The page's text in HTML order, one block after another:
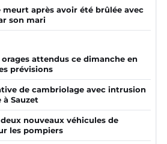
meurt après avoir été brûlée avec
son mari
orages attendus ce dimanche en
prévisions
de cambriolage avec intrusion
Sauzet
nouveaux véhicules de
les pompiers